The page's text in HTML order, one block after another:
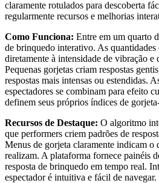
claramente rotulados para descoberta
regularmente recursos e melhorias
Como Funciona: Entre em um quarto
de brinquedo interativo. As quantidades
diretamente à intensidade de vibração e
Pequenas gorjetas criam respostas
respostas mais intensas ou estendidas.
espectadores se combinam para efeito
definem seus próprios índices de
Recursos de Destaque: O algoritmo
que performers criem padrões de
Menus de gorjeta claramente indicam o
realizam. A plataforma fornece painéis
resposta de brinquedo em tempo real.
espectador é intuitiva e fácil de navegar.